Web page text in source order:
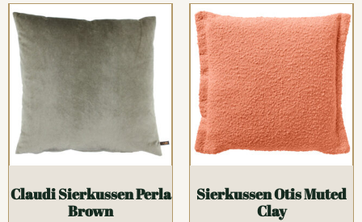
Claudi Sierkussen Perla
Brown
Sierkussen Otis Muted
Clay